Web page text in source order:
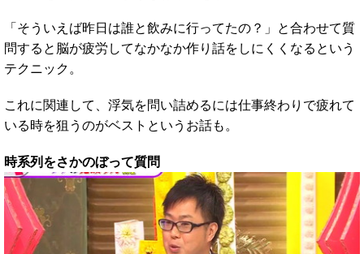
「そういえば昨日は誰と飲みに行ってたの？」と合わせて質
問すると脳が疲労してなかなか作り話をしにくくなるという
テクニック。
これに関連して、浮気を問い詰めるには仕事終わりで疲れて
いる時を狙うのがベストというお話も。
時系列をさかのぼって質問